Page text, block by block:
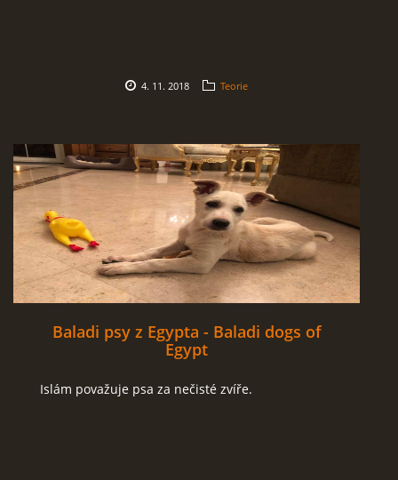
4. 11. 2018 Teorie
Baladi psy z Egypta - Baladi dogs of
Egypt
Islám považuje psa za nečisté zvíře.